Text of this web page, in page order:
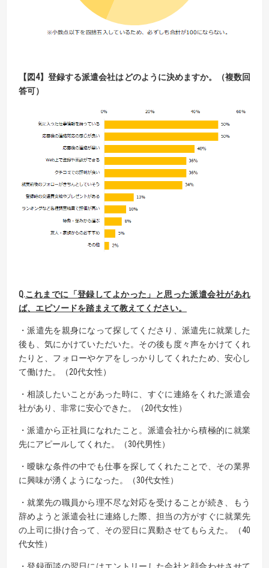
【 図4】登録する派遣会社はどのように決めますか。（複数回
答可）
Q.これまでに「登録してよかった」と思った派遣会社があれ
ば、エピソードを踏まえて教えてください。
・派遣先を親身になって探してくださり、派遣先に就業した
後も、気にかけていただいた。その後も度々声をかけてくれ
たりと、フォローやケアをしっかりしてくれたため、安心し
て働けた。（20代女性）
・相談したいことがあった時に、すぐに連絡をくれた派遣会
社があり、非常に安心できた。（20代女性）
・派遣から正社員になれたこと。派遣会社から積極的に就業
先にアピールしてくれた。（30代男性）
・曖昧な条件の中でも仕事を探してくれたことで、その業界
に興味が湧くようになった。（30代女性）
・就業先の職員から理不尽な対応を受けることが続き、もう
辞めようと派遣会社に連絡した際、担当の方がすぐに就業先
の上司に掛け合って、その翌日に異動させてもらえた。（40
代女性）